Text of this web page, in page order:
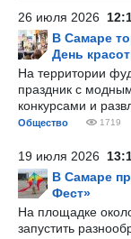
26 июля 2026
В Самаре
День
На территории
праздник с
конкурсами и
Общество 1719
19 июля 2026
В Самаре
Фест»
На площадке
запустить